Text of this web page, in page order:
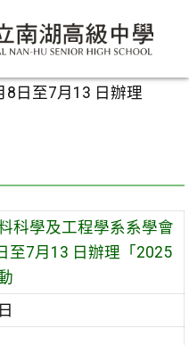
8日至7月13 日辦理
科學及工程學系系學會
至7月13 日辦理「2025